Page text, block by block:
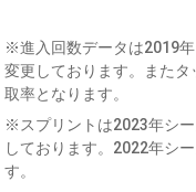
※進入回数データは2019
変更しております。また
取率となります。
※スプリントは2023年シ
しております。2022年シ
す。